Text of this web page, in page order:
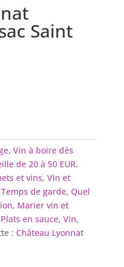
Saint
, Vin à boire dès
de 20 à 50 EUR,
et vins, Vin et
Temps de garde, Quel
, Marier vin et
Plats en sauce, Vin,
: Château Lyonnat